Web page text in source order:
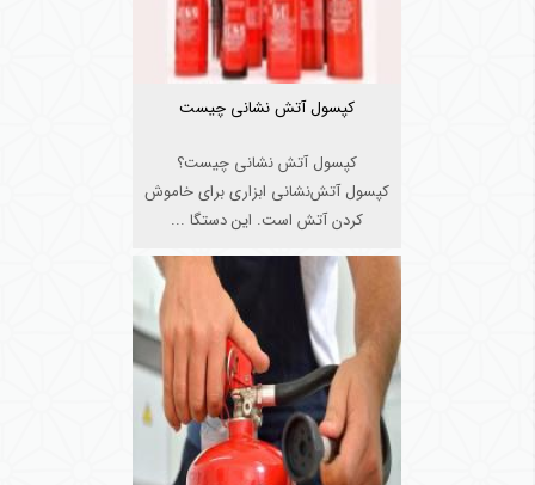
کپسول آتش نشانی چیست
کپسول آتش نشانی چیست؟
کپسول آتش‌نشانی ابزاری برای خاموش
کردن آتش است. این دستگا ...